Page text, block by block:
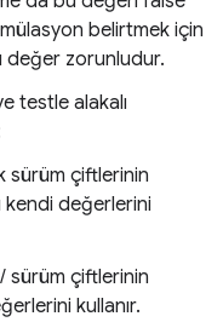
belirtmek için
değer zorunludur.
testle alakalı
sürüm çiftlerinin
kendi değerlerini
sürüm çiftlerinin
kullanır.